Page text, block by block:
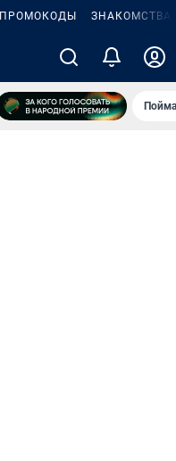
ПРОМОКОДЫ ЗНАКОМСТВА